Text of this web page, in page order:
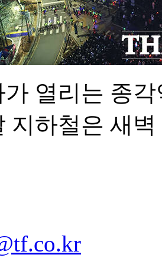
가 열리는 종
지하철은 새